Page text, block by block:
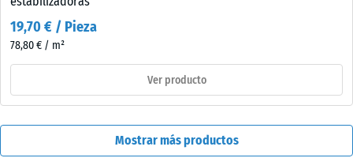
19,70 € / Pieza
78,80 € / m²
Ver producto
Mostrar más productos